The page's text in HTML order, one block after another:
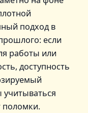
подход в
если
работы или
доступность
поломки.